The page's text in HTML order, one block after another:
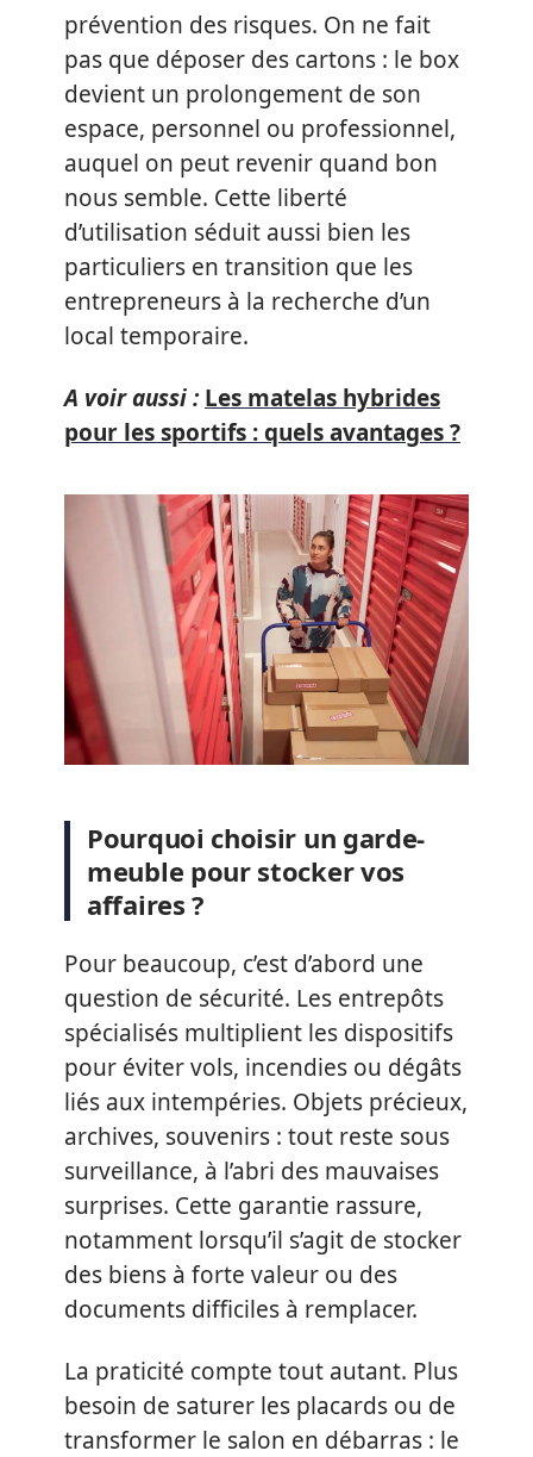
prévention des risques. On ne fait
pas que déposer des cartons : le box
devient un prolongement de son
espace, personnel ou professionnel,
auquel on peut revenir quand bon
nous semble. Cette liberté
d’utilisation séduit aussi bien les
particuliers en transition que les
entrepreneurs à la recherche d’un
local temporaire.
A voir aussi : Les matelas hybrides
pour les sportifs : quels avantages ?
Pourquoi choisir un garde-
meuble pour stocker vos
affaires ?
Pour beaucoup, c’est d’abord une
question de sécurité. Les entrepôts
spécialisés multiplient les dispositifs
pour éviter vols, incendies ou dégâts
liés aux intempéries. Objets précieux,
archives, souvenirs : tout reste sous
surveillance, à l’abri des mauvaises
surprises. Cette garantie rassure,
notamment lorsqu’il s’agit de stocker
des biens à forte valeur ou des
documents difficiles à remplacer.
La praticité compte tout autant. Plus
besoin de saturer les placards ou de
transformer le salon en débarras : le